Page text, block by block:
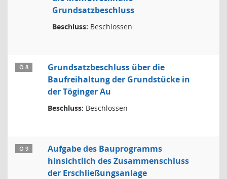
Grundsatzbeschluss
Beschluss: Beschlossen
Ö 8
Grundsatzbeschluss über die
Baufreihaltung der Grundstücke in
der Töginger Au
Beschluss: Beschlossen
Ö 9
Aufgabe des Bauprogramms
hinsichtlich des Zusammenschluss
der Erschließungsanlage